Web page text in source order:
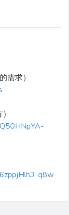
需求）
q8w-